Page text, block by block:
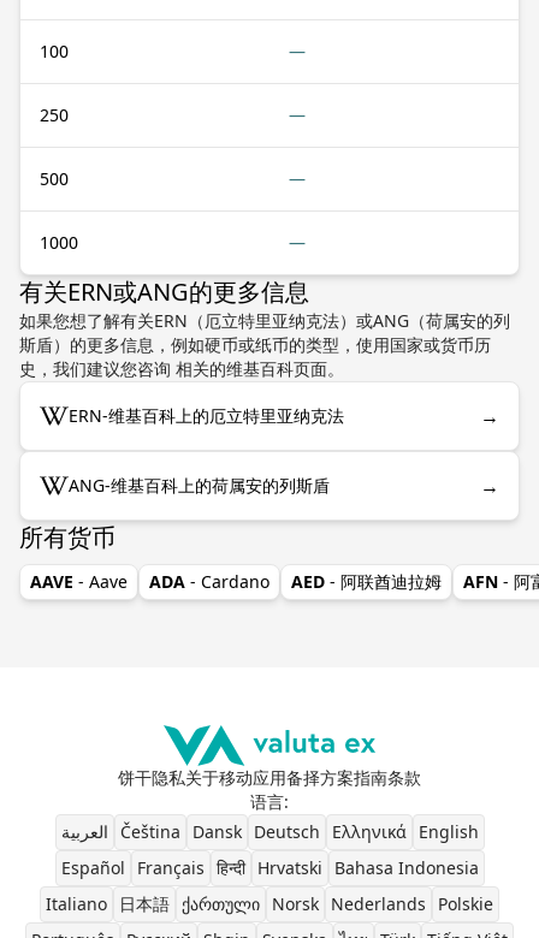
100 —
250 —
500 —
1000 —
有关ERN或ANG的更多信息
如果您想了解有关ERN（厄立特里亚纳克法）或ANG（荷属安的列
斯盾）的更多信息，例如硬币或纸币的类型，使用国家或货币历
史，我们建议您咨询 相关的维基百科页面。
ERN-维基百科上的厄立特里亚纳克法 →
ANG-维基百科上的荷属安的列斯盾 →
所有货币
AAVE - Aave ADA - Cardano AED - 阿联酋迪拉姆 AFN - 阿
饼干隐私关于移动应用备择方案指南条款
语言:
العربية
Čeština Dansk Deutsch Ελληνικά
English
Español
Français हिन्दी Hrvatski
Bahasa Indonesia
Italiano
日本語 ქართული Norsk Nederlands
Polskie